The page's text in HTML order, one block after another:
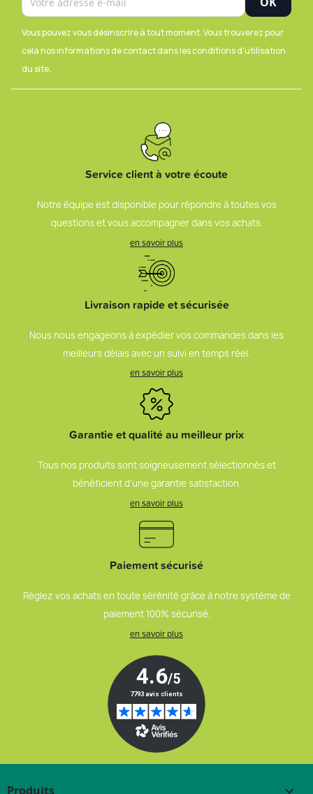
Vous pouvez vous désinscrire à tout moment. Vous trouverez pour
cela nos informations de contact dans les conditions d'utilisation
du site.
Service client à votre écoute
Notre équipe est disponible pour répondre à toutes vos
questions et vous accompagner dans vos achats.
en savoir plus
Livraison rapide et sécurisée
Nous nous engageons à expédier vos commandes dans les
meilleurs délais avec un suivi en temps réel.
en savoir plus
Garantie et qualité au meilleur prix
Tous nos produits sont soigneusement sélectionnés et
bénéficient d’une garantie satisfaction.
en savoir plus
Paiement sécurisé
Réglez vos achats en toute sérénité grâce à notre système de
paiement 100% sécurisé.
en savoir plus
Produits